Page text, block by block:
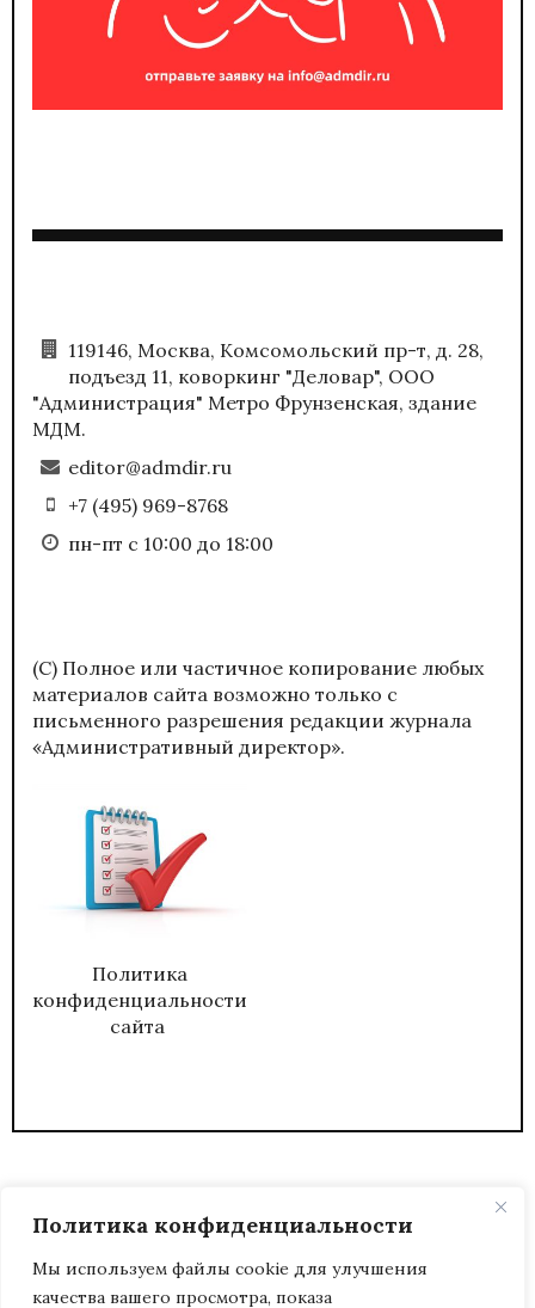
Политика конфиденциальности
Мы используем файлы cookie для улучшения
качества вашего просмотра, показа
119146, Москва, Комсомольский пр-т, д. 28,
подъезд 11, коворкинг "Деловар", ООО
"Администрация" Метро Фрунзенская, здание
МДМ.
editor@admdir.ru
+7 (495) 969-8768
пн-пт с 10:00 до 18:00
(С) Полное или частичное копирование любых
материалов сайта возможно только с
письменного разрешения редакции журнала
«Административный директор».
Политика
конфиденциальности
сайта